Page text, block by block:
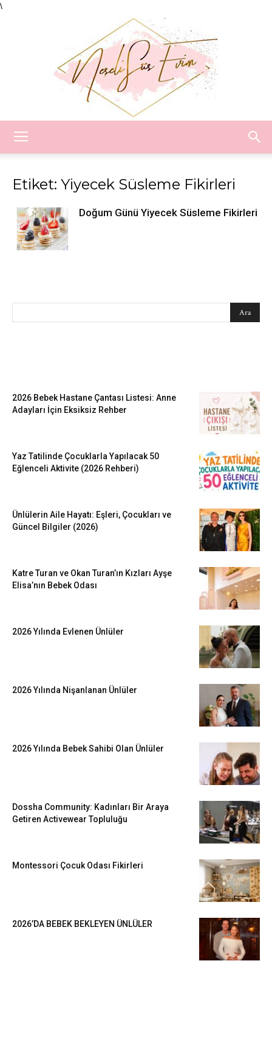
\
Etiket: Yiyecek Süsleme Fikirleri
Doğum Günü Yiyecek Süsleme Fikirleri
2026 Bebek Hastane Çantası Listesi: Anne
Adayları İçin Eksiksiz Rehber
Yaz Tatilinde Çocuklarla Yapılacak 50
Eğlenceli Aktivite (2026 Rehberi)
Ünlülerin Aile Hayatı: Eşleri, Çocukları ve
Güncel Bilgiler (2026)
Katre Turan ve Okan Turan’ın Kızları Ayşe
Elisa’nın Bebek Odası
2026 Yılında Evlenen Ünlüler
2026 Yılında Nişanlanan Ünlüler
2026 Yılında Bebek Sahibi Olan Ünlüler
Dossha Community: Kadınları Bir Araya
Getiren Activewear Topluluğu
Montessori Çocuk Odası Fikirleri
2026’DA BEBEK BEKLEYEN ÜNLÜLER